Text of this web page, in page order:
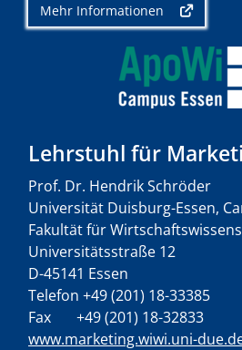
Mehr Informationen
Lehrstuhl für
Prof. Dr. Hendrik Schröder
Universität Duisburg-Essen,
Fakultät für
Universitätsstraße 12
D-45141 Essen
Telefon +49 (201) 18-33385
Fax +49 (201) 18-32833
www.marketing.wiwi.uni-